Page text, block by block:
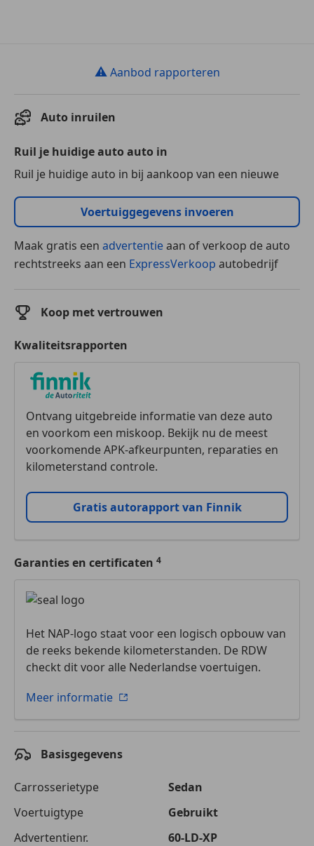
⚠ Aanbod rapporteren
Auto inruilen
Ruil je huidige auto auto in
Ruil je huidige auto in bij aankoop van een nieuwe
Voertuiggegevens invoeren
Maak gratis een advertentieaan of verkoop de auto
rechtstreeks aan een ExpressVerkoop autobedrijf
Koop met vertrouwen
Kwaliteitsrapporten
Ontvang uitgebreide informatie van deze auto
en voorkom een miskoop. Bekijk nu de meest
voorkomende APK-afkeurpunten, reparaties en
kilometerstand controle.
Gratis autorapport van Finnik
Garanties en certificaten
Het NAP-logo staat voor een logisch opbouw van
de reeks bekende kilometerstanden. De RDW
checkt dit voor alle Nederlandse voertuigen.
Meer informatie
Basisgegevens
Carrosserietype
Sedan
Voertuigtype
Gebruikt
Advertentienr.
60-LD-XP